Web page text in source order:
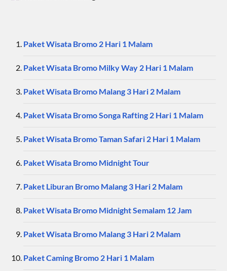
Paket Wisata Bromo 2 Hari 1 Malam
Paket Wisata Bromo Milky Way 2 Hari 1 Malam
Paket Wisata Bromo Malang 3 Hari 2 Malam
Paket Wisata Bromo Songa Rafting 2 Hari 1 Malam
Paket Wisata Bromo Taman Safari 2 Hari 1 Malam
Paket Wisata Bromo Midnight Tour
Paket Liburan Bromo Malang 3 Hari 2 Malam
Paket Wisata Bromo Midnight Semalam 12 Jam
Paket Wisata Bromo Malang 3 Hari 2 Malam
Paket Caming Bromo 2 Hari 1 Malam